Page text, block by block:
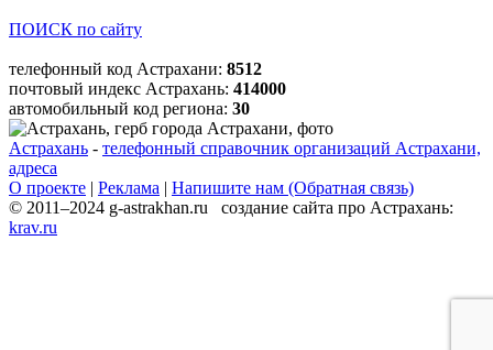
ПОИСК по сайту
телефонный код Астрахани: 8512
почтовый индекс Астрахань: 414000
автомобильный код региона: 30
Астрахань - телефонный справочник организаций Астрахани,
адреса
О проекте | Реклама | Напишите нам (Обратная связь)
© 2011–2024 g-astrakhan.ru создание сайта про Астрахань:
krav.ru